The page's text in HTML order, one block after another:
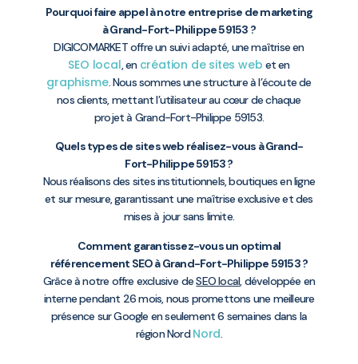
Pourquoi faire appel à notre entreprise de marketing
à Grand-Fort-Philippe 59153 ?
DIGICOMARKET offre un suivi adapté, une maîtrise en
SEO local, en création de sites web et en
graphisme. Nous sommes une structure à l’écoute de
nos clients, mettant l’utilisateur au cœur de chaque
projet à Grand-Fort-Philippe 59153.
Quels types de sites web réalisez-vous à Grand-
Fort-Philippe 59153 ?
Nous réalisons des sites institutionnels, boutiques en ligne
et sur mesure, garantissant une maîtrise exclusive et des
mises à jour sans limite.
Comment garantissez-vous un optimal
référencement SEO à Grand-Fort-Philippe 59153 ?
Grâce à notre offre exclusive deSEO local, développée en
interne pendant 26 mois, nous promettons une meilleure
présence sur Google en seulement 6 semaines dans la
région NordNord.